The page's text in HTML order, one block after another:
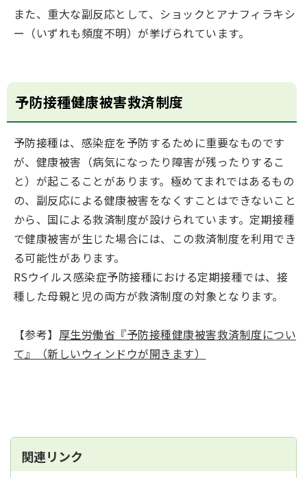
また、重大な副反応として、ショックとアナフィラキシ
ー（いずれも頻度不明）が挙げられています。
予防接種健康被害救済制度
予防接種は、感染症を予防するために重要なものです
が、健康被害（病気になったり障害が残ったりするこ
と）が起こることがあります。極めてまれではあるもの
の、副反応による健康被害をなくすことはできないこと
から、国による救済制度が設けられています。定期接種
で健康被害が生じた場合には、この救済制度を利用でき
る可能性があります。
RSウイルス感染症予防接種における定期接種では、接
種した母親と児の両方が救済制度の対象となります。
【参考】 厚生労働省『予防接種健康被害救済制度につい
て』（新しいウィンドウが開きます）
関連リンク